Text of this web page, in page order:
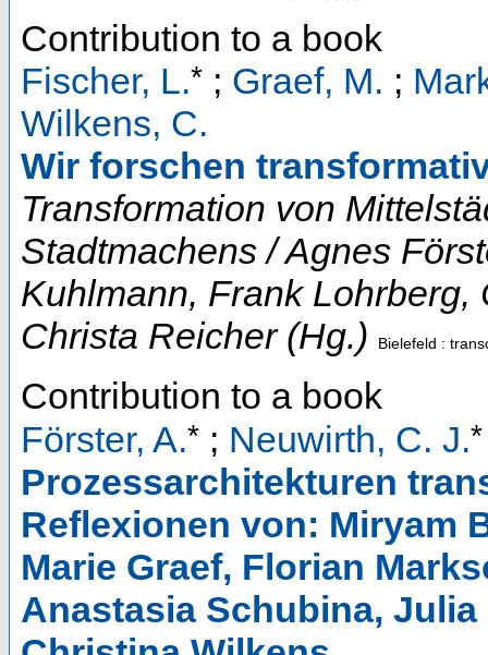
Contribution to a book
Fischer, L.* ; Graef, M. ;
Wilkens, C.
Wir forschen
Transformation von
Stadtmachens / Agnes
Kuhlmann, Frank
Christa Reicher (Hg.)
Bielefeld :
Contribution to a book
Förster, A.* ; Neuwirth, C. J.*
Prozessarchitekturen
Reflexionen von: Miryam
Marie Graef, Florian
Anastasia Schubina,